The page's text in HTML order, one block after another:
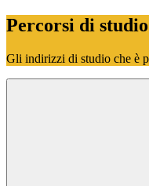
Percorsi di studio
Gli indirizzi di studio che è